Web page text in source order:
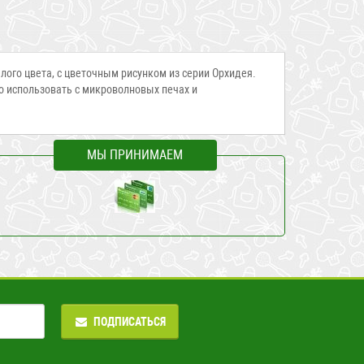
цвета, с цветочным рисунком из серии Орхидея.
с микроволновых печах и
МЫ ПРИНИМАЕМ
ПОДПИСАТЬСЯ